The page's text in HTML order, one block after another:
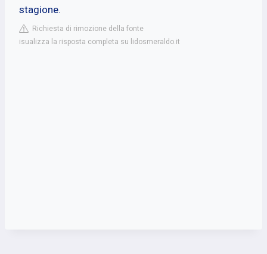
stagione.
Richiesta di rimozione della fonte
isualizza la risposta completa su lidosmeraldo.it